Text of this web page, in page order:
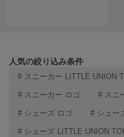
LILY BROWN Lingerie
リリーブラウンランジェリー
リトルユニオン トウキョウ
人気の絞り込み条件
# スニーカー LITTLE UNION
# スニーカー ロゴ # スニ
# シューズ ロゴ # シュー
# シューズ LITTLE UNION